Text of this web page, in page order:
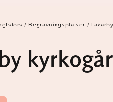
/ Begravningsplatser /